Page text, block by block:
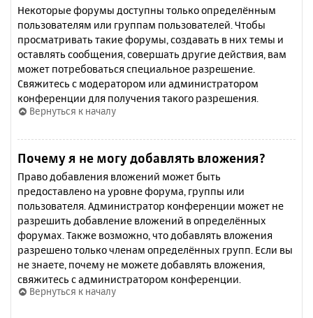
Некоторые форумы доступны только определённым
пользователям или группам пользователей. Чтобы
просматривать такие форумы, создавать в них темы и
оставлять сообщения, совершать другие действия, вам
может потребоваться специальное разрешение.
Свяжитесь с модератором или администратором
конференции для получения такого разрешения.
Вернуться к началу
Почему я не могу добавлять вложения?
Право добавления вложений может быть
предоставлено на уровне форума, группы или
пользователя. Администратор конференции может не
разрешить добавление вложений в определённых
форумах. Также возможно, что добавлять вложения
разрешено только членам определённых групп. Если вы
не знаете, почему не можете добавлять вложения,
свяжитесь с администратором конференции.
Вернуться к началу